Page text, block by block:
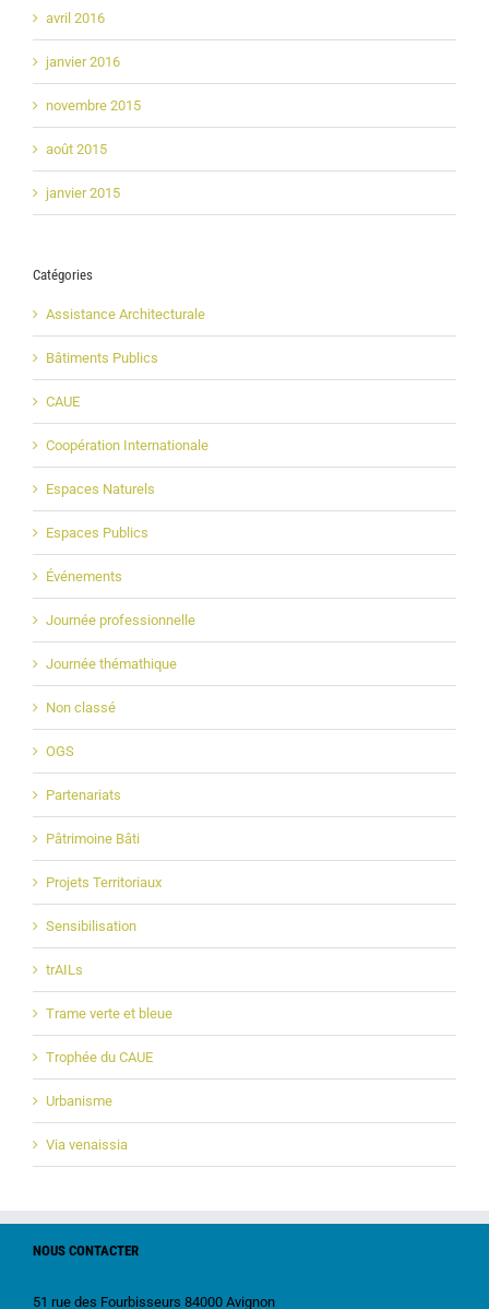
avril 2016
janvier 2016
novembre 2015
août 2015
janvier 2015
Catégories
Assistance Architecturale
Bâtiments Publics
CAUE
Coopération Internationale
Espaces Naturels
Espaces Publics
Événements
Journée professionnelle
Journée thémathique
Non classé
OGS
Partenariats
Pâtrimoine Bâti
Projets Territoriaux
Sensibilisation
trAILs
Trame verte et bleue
Trophée du CAUE
Urbanisme
Via venaissia
NOUS CONTACTER
51 rue des Fourbisseurs 84000 Avignon